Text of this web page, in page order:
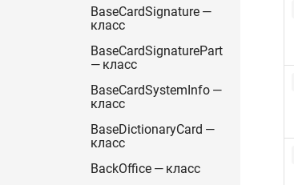
BaseCardSignature —
класс
BaseCardSignaturePart
— класс
BaseCardSystemInfo —
класс
BaseDictionaryCard —
класс
BackOffice — класс